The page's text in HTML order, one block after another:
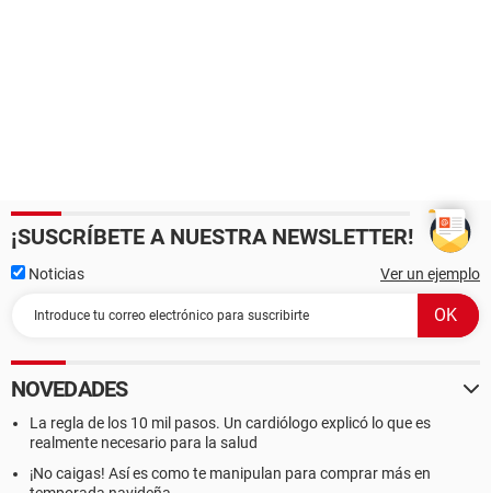
¡SUSCRÍBETE A NUESTRA NEWSLETTER!
Noticias Ver un ejemplo
NOVEDADES
La regla de los 10 mil pasos. Un cardiólogo explicó lo que es
realmente necesario para la salud
¡No caigas! Así es como te manipulan para comprar más en